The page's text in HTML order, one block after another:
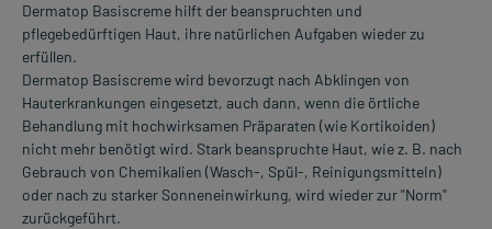
Dermatop Basiscreme hilft der beanspruchten und
pflegebedürftigen Haut, ihre natürlichen Aufgaben wieder zu
erfüllen.
Dermatop Basiscreme wird bevorzugt nach Abklingen von
Hauterkrankungen eingesetzt, auch dann, wenn die örtliche
Behandlung mit hochwirksamen Präparaten (wie Kortikoiden)
nicht mehr benötigt wird. Stark beanspruchte Haut, wie z. B. nach
Gebrauch von Chemikalien (Wasch-, Spül-, ReinigungsmitteIn)
oder nach zu starker Sonneneinwirkung, wird wieder zur "Norm"
zurückgeführt.